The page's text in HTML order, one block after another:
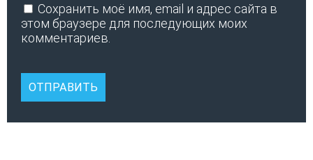
Сохранить моё имя, email и адрес сайта в
этом браузере для последующих моих
комментариев.